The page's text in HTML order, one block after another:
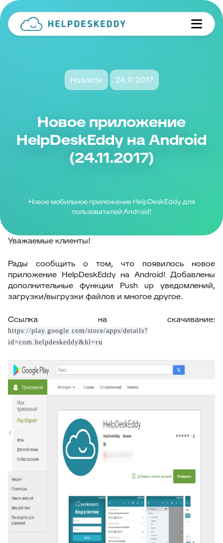
Новости 24.11.2017
Новое приложение
HelpDeskEddy на Android
(24.11.2017)
Новое мобильное приложение HelpDeskEddy для
пользователей Android!
Уважаемые клиенты!
Рады сообщить о том, что появилось новое
приложение HelpDeskEddy на Android! Добавлены
дополнительные функции Push up уведомлений,
загрузки/выгрузки файлов и многое другое.
Ссылка на скачивание:
https://play.google.com/store/apps/details?
id=com.helpdeskeddy&hl=ru